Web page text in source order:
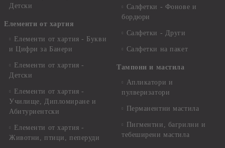
Детски
Елементи от хартия
Елементи от хартия - Букви
и Цифри за Банери
Елементи от хартия -
Детски
Елементи от хартия -
Училище, Дипломиране и
Абитуриентски
Елементи от хартия -
Животни, птици, пеперуди
Салфетки - Фонове и
бордюри
Салфетки - Други
Салфетки на пакет
Тампони и мастила
Апликатори и
пулверизатори
Перманентни мастила
Пигментни, багрилни и
тебеширени мастила